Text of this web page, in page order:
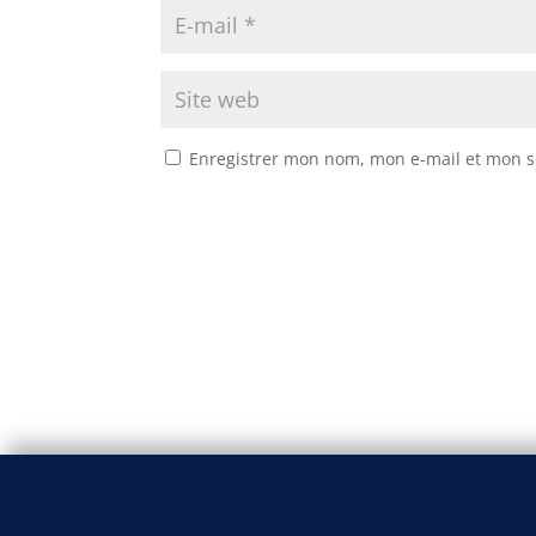
Enregistrer mon nom, mon e-mail et mon